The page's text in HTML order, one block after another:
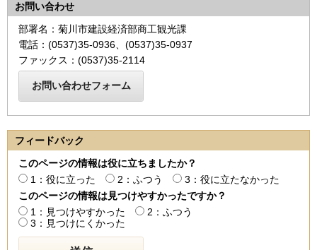
お問い合わせ
部署名：菊川市建設経済部商工観光課
電話：(0537)35-0936、(0537)35-0937
ファックス：(0537)35-2114
フィードバック
このページの情報は役に立ちましたか？
1：役に立った
2：ふつう
3：役に立たなかった
このページの情報は見つけやすかったですか？
1：見つけやすかった
2：ふつう
3：見つけにくかった